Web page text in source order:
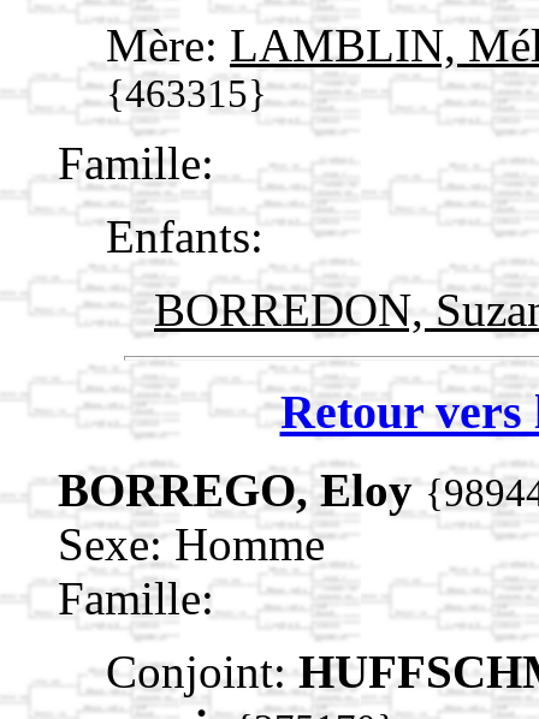
Mère: LAMBLIN,
{463315}
Famille:
Enfants:
BORREDON,
Retour vers
BORREGO, Eloy
Sexe: Homme
Famille:
Conjoint: